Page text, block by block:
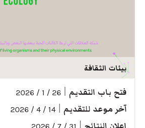
بيئات الثقافة
فتح باب التقديم 26 / 1 / 2026
آخر موعد للتقديم 14 / 4 / 2026
إعلان النتائج